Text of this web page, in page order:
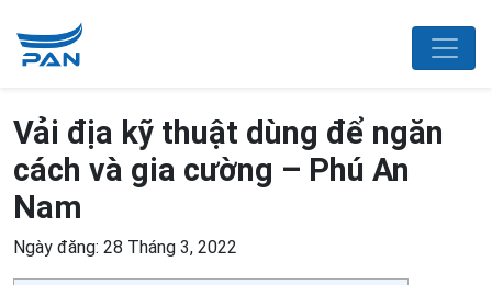
Vải địa kỹ thuật dùng để ngăn
cách và gia cường – Phú An
Nam
Ngày đăng: 28 Tháng 3, 2022